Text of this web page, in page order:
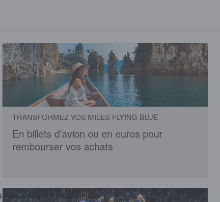
PME, GRANDES ENTREPRISES
TRANSFORMEZ VOS MILES FLYING BLUE
En billets d’avion ou en euros pour
rembourser vos achats